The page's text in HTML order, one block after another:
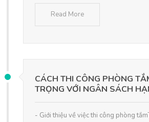
Read More
CÁCH THI CÔNG PHÒNG
TRỌNG VỚI NGÂN SÁCH
- Giới thiệu về việc thi công phòng